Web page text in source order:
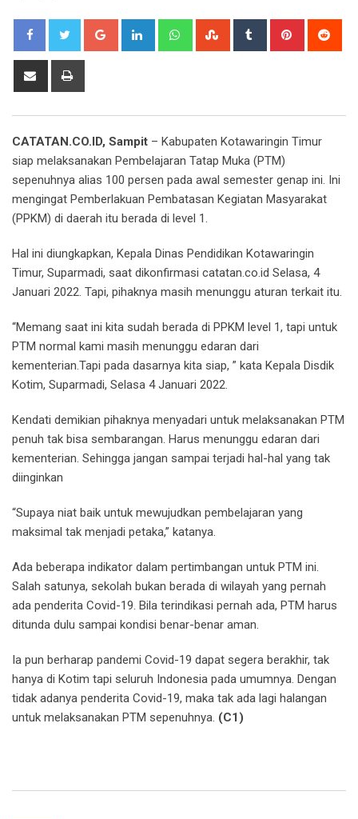
Google+ LinkedIn WhatsappStumbleUpon
Tumblr Pinterest
Share
CATATAN.CO.ID, Sampit – Kabupaten Kotawaringin Timur
siap melaksanakan Pembelajaran Tatap Muka (PTM)
sepenuhnya alias 100 persen pada awal semester genap ini. Ini
mengingat Pemberlakuan Pembatasan Kegiatan Masyarakat
(PPKM) di daerah itu berada di level 1.
Hal ini diungkapkan, Kepala Dinas Pendidikan Kotawaringin
Timur, Suparmadi, saat dikonfirmasi catatan.co.id Selasa, 4
Januari 2022. Tapi, pihaknya masih menunggu aturan terkait itu.
“Memang saat ini kita sudah berada di PPKM level 1, tapi untuk
PTM normal kami masih menunggu edaran dari
kementerian.Tapi pada dasarnya kita siap, ” kata Kepala Disdik
Kotim, Suparmadi, Selasa 4 Januari 2022.
Kendati demikian pihaknya menyadari untuk melaksanakan PTM
penuh tak bisa sembarangan. Harus menunggu edaran dari
kementerian. Sehingga jangan sampai terjadi hal-hal yang tak
diinginkan
“Supaya niat baik untuk mewujudkan pembelajaran yang
maksimal tak menjadi petaka,” katanya.
Ada beberapa indikator dalam pertimbangan untuk PTM ini.
Salah satunya, sekolah bukan berada di wilayah yang pernah
ada penderita Covid-19. Bila terindikasi pernah ada, PTM harus
ditunda dulu sampai kondisi benar-benar aman.
Ia pun berharap pandemi Covid-19 dapat segera berakhir, tak
hanya di Kotim tapi seluruh Indonesia pada umumnya. Dengan
tidak adanya penderita Covid-19, maka tak ada lagi halangan
untuk melaksanakan PTM sepenuhnya. (C1)